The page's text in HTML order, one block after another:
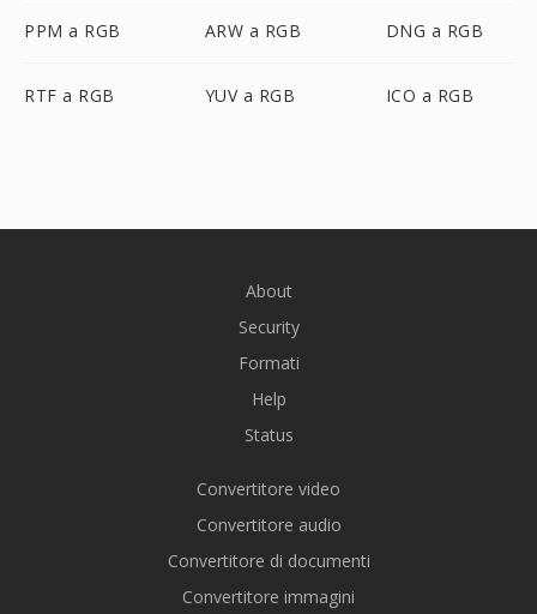
PPM a RGB ARW a RGB DNG a RGB
RTF a RGB YUV a RGB ICO a RGB
About
Security
Formati
Help
Status
Convertitore video
Convertitore audio
Convertitore di documenti
Convertitore immagini